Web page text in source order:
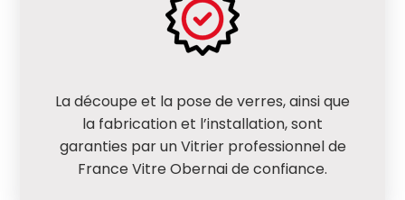
La découpe et la pose de verres, ainsi que
la fabrication et l’installation, sont
garanties par un Vitrier professionnel de
France Vitre Obernai de confiance.